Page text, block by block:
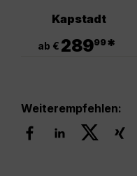
Kapstadt
ab € 28999*
Weiterempfehlen: